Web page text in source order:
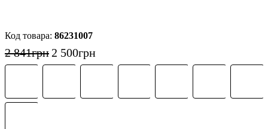
86231007
2 841грн 2 500грн